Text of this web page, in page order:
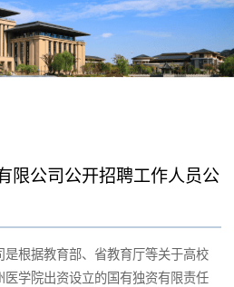
限公司公开招聘工作人员公
根据教育部、省教育厅等关于高校
学院出资设立的国有独资有限责任